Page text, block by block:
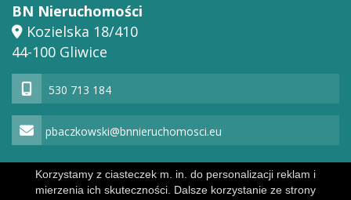
BN Nieruchomości
Kozielska 18/410
44-100 Gliwice
530 713 184
pbaczkowski@bnnieruchomosci.eu
Powered by Polityka prywatności
Korzystamy z ciasteczek m. in. do personalizacji reklam i
mierzenia ich skuteczności. Dalsze korzystanie ze strony